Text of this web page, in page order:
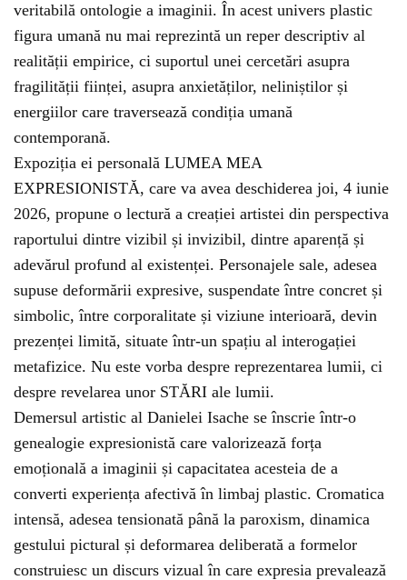
veritabilă ontologie a imaginii. În acest univers plastic
figura umană nu mai reprezintă un reper descriptiv al
realității empirice, ci suportul unei cercetări asupra
fragilității ființei, asupra anxietăților, neliniștilor și
energiilor care traversează condiția umană
contemporană.
Expoziția ei personală LUMEA MEA
EXPRESIONISTĂ, care va avea deschiderea joi, 4 iunie
2026, propune o lectură a creației artistei din perspectiva
raportului dintre vizibil și invizibil, dintre aparență și
adevărul profund al existenței. Personajele sale, adesea
supuse deformării expresive, suspendate între concret și
simbolic, între corporalitate și viziune interioară, devin
prezenței limită, situate într-un spațiu al interogației
metafizice. Nu este vorba despre reprezentarea lumii, ci
despre revelarea unor STĂRI ale lumii.
Demersul artistic al Danielei Isache se înscrie într-o
genealogie expresionistă care valorizează forța
emoțională a imaginii și capacitatea acesteia de a
converti experiența afectivă în limbaj plastic. Cromatica
intensă, adesea tensionată până la paroxism, dinamica
gestului pictural și deformarea deliberată a formelor
construiesc un discurs vizual în care expresia prevalează